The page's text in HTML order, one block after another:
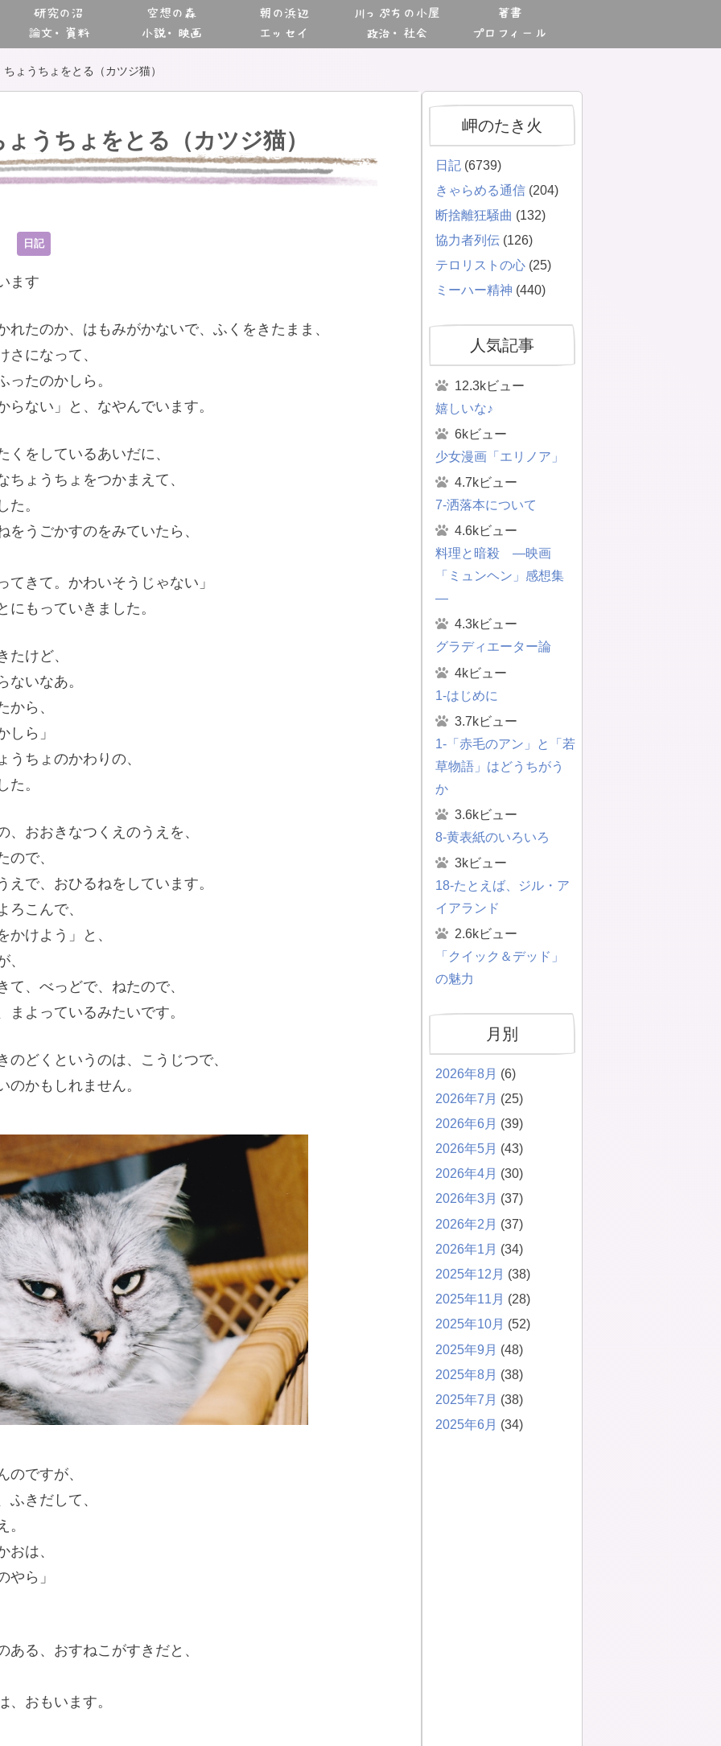
研究の沼
論文・資料
空想の森
小説・映画
朝の浜辺
エッセイ
川っぷちの小屋
政治・社会
著書
プロフィール
ょうちょをとる（カツジ猫）
うちょをとる（カツジ猫）
日記
ます
れたのか、はもみがかないで、ふくをきたまま、
さになって、
ったのかしら。
ない」と、なやんでいます。
をしているあいだに、
ょうちょをつかまえて、
た。
うごかすのをみていたら、
きて。かわいそうじゃない」
もっていきました。
たけど、
ないなあ。
から、
しら」
うちょのかわりの、
た。
おおきなつくえのうえを、
ので、
で、おひるねをしています。
ろこんで、
かけよう」と、
、
、べっどで、ねたので、
よっているみたいです。
のどくというのは、こうじつで、
のかもしれません。
のですが、
ふきだして、
。
おは、
やら」
る、おすねこがすきだと、
、おもいます。
岬のたき火
日記 (6739)
きゃらめる通信 (204)
断捨離狂騒曲 (132)
協力者列伝 (126)
テロリストの心 (25)
ミーハー精神 (440)
人気記事
12.3kビュー
嬉しいな♪
6kビュー
少女漫画「エリノア」
4.7kビュー
7-洒落本について
4.6kビュー
料理と暗殺 ―映画
「ミュンヘン」感想集
―
4.3kビュー
グラディエーター論
4kビュー
1-はじめに
3.7kビュー
1-「赤毛のアン」と「若
草物語」はどうちがう
か
3.6kビュー
8-黄表紙のいろいろ
3kビュー
18-たとえば、ジル・ア
イアランド
2.6kビュー
「クイック＆デッド」
の魅力
月別
2026年8月 (6)
2026年7月 (25)
2026年6月 (39)
2026年5月 (43)
2026年4月 (30)
2026年3月 (37)
2026年2月 (37)
2026年1月 (34)
2025年12月 (38)
2025年11月 (28)
2025年10月 (52)
2025年9月 (48)
2025年8月 (38)
2025年7月 (38)
2025年6月 (34)